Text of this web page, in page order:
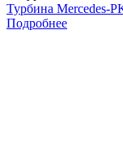
Турбина Mercedes-
Подробнее